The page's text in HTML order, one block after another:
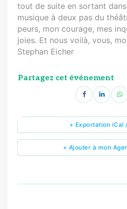
tout de suite en sortant
musique à deux pas du
peurs, mon courage, mes
joies. Et nous voilà, vous,
Stephan Eicher
Partagez cet événement
+ Ajouter à mon
+ Exportation iCal